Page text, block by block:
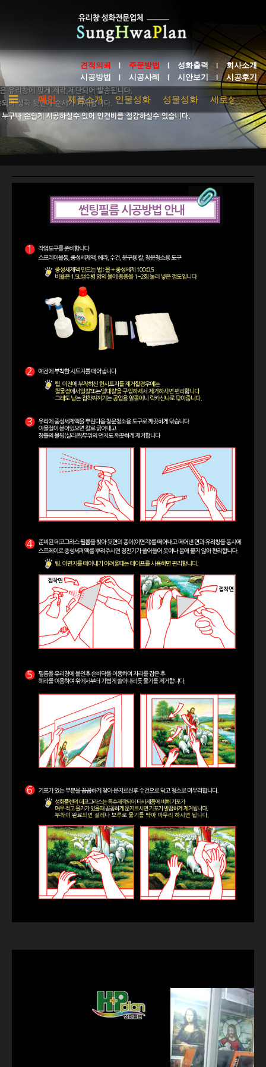
견적의뢰 주문방법 성화출력
회사소개
시공방법
시공사례 시안보기 시공후기
메인 제품소개 인물성화 성물성화 세로성화